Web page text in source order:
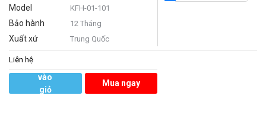
Model KFH-01-101
Bảo hành 12 Tháng
Xuất xứ Trung Quốc
Liên hệ
vào
giỏ
Mua ngay